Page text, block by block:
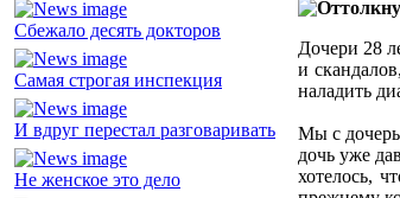
Сбежало десять докторов
Самая строгая инспекция
И вдруг перестал разговаривать
Не женское это дело
Дочери 28
и
наладить
Мы с
дочь уже
хотелось,